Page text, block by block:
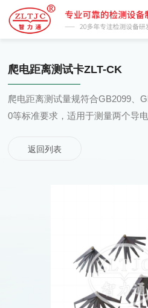
爬电距离测试卡ZLT-CK
爬电距离测试量规符合GB2099、
0等标准要求，适用于测量两个导
返回列表